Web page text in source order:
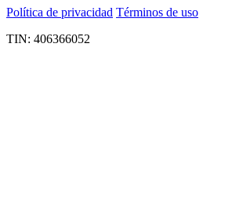
Política de privacidad Términos de uso
TIN: 406366052